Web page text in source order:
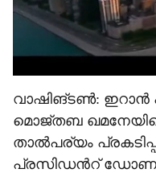
വാഷിങ്ടൺ: ഇറാൻ
മൊജ്തബ
താൽപര്യം
പ്രസിഡന്‍റ്